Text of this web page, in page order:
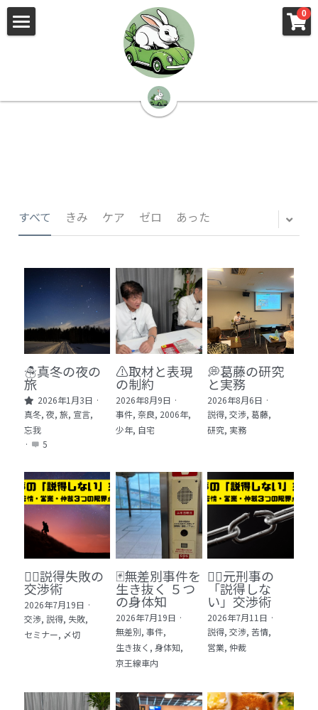
0
🌳株式会社 kibi🦉（トップ）
📰kibi log（ブログ）
🏢会社概要・プライバシーポリシー・プロフィ
📸Who am I?（プロフィール）
🏙️社員が防ぐ不正と犯罪
🙌自傷・他害・パニックは防げますか？
🏫社会福祉法人ぐらんま
🛒Learn More!（商品）
❓FAQ
📮ASK（無料読者登録 or 無料お問い合わせ）
📚 100冊の「本は飲み物」index
1 クレーム・犯罪・説得交渉 23冊
2 発達障害・精神疾患・ケア 29冊
3 身体知・非言語・情動 13冊
4 創作・芸術・神秘 30冊
5 教育・マネジメント・学修 20冊
6 セールス・マーケティング・ビジネスモデ
ル 21冊
ログイン/登録
検索
日本語
すべて きみ ケア ゼロ あった
☃️真冬の夜の
旅
2026年1月3日 ·
真冬, 夜, 旅, 宣言,
忘我
·
5
⚠️取材と表現
の制約
2026年8月9日 ·
事件, 奈良, 2006年,
少年, 自宅
💭葛藤の研究
と実務
2026年8月6日 ·
説得, 交渉, 葛藤,
研究, 実務
🕵️‍♂️説得失敗の
交渉術
2026年7月19日 ·
交渉, 説得, 失敗,
セミナー, 〆切
🃏無差別事件を
生き抜く ５つ
の身体知
2026年7月19日 ·
無差別, 事件,
生き抜く, 身体知,
京王線車内
🙅‍♂️元刑事の
「説得しな
い」交渉術
2026年7月11日 ·
説得, 交渉, 苦情,
営業, 仲裁
×
ストアカテゴリー
すべてのカテゴリー
×
ブログカテゴリー